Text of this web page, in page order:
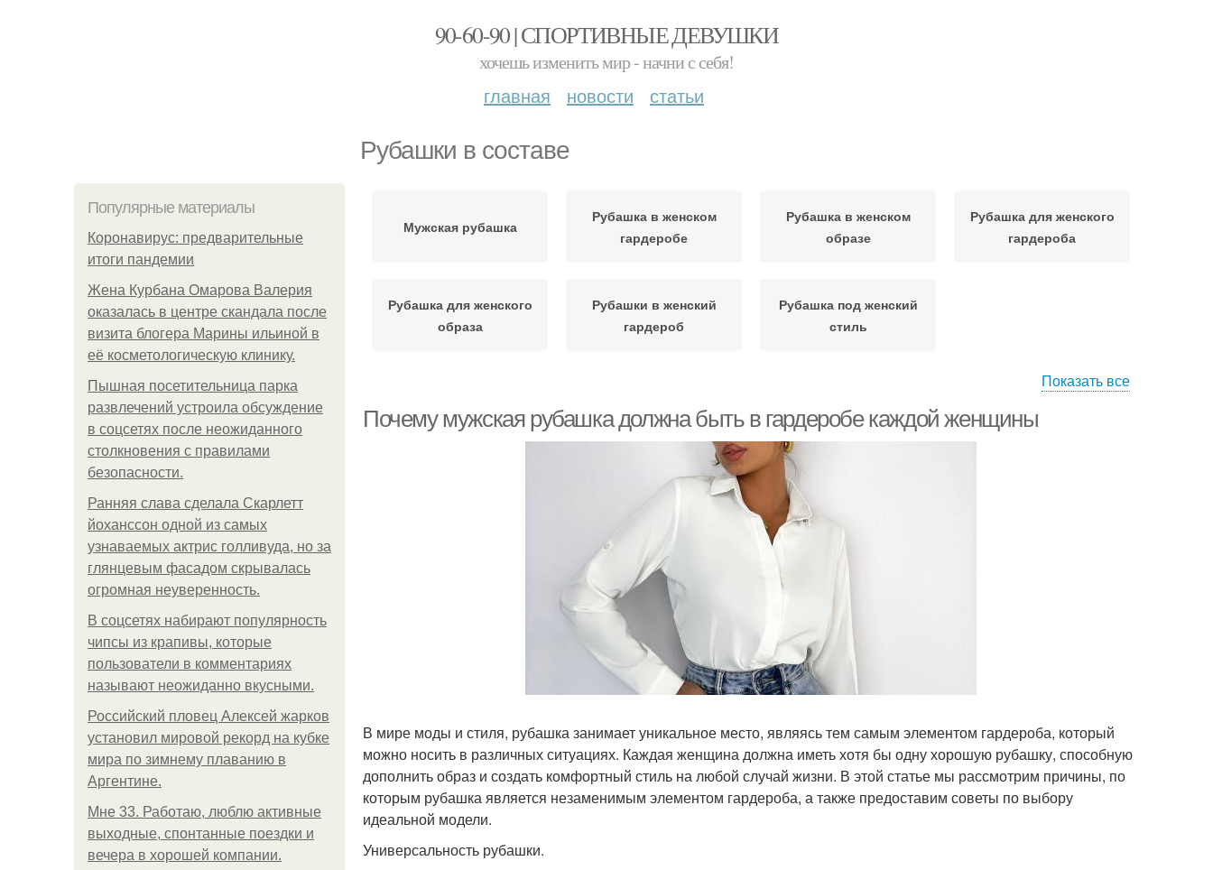
90-60-90 | СПОРТИВНЫЕ ДЕВУШКИ
хочешь изменить мир - начни с себя!
главная новости статьи
Рубашки в составе
Популярные материалы
Коронавирус: предварительные
итоги пандемии
Жена Курбана Омарова Валерия
оказалась в центре скандала после
визита блогера Марины ильиной в
её косметологическую клинику.
Пышная посетительница парка
развлечений устроила обсуждение
в соцсетях после неожиданного
столкновения с правилами
безопасности.
Ранняя слава сделала Скарлетт
йоханссон одной из самых
узнаваемых актрис голливуда, но за
глянцевым фасадом скрывалась
огромная неуверенность.
В соцсетях набирают популярность
чипсы из крапивы, которые
пользователи в комментариях
называют неожиданно вкусными.
Российский пловец Алексей жарков
установил мировой рекорд на кубке
мира по зимнему плаванию в
Аргентине.
Мне 33. Работаю, люблю активные
выходные, спонтанные поездки и
вечера в хорошей компании.
Мужская рубашка
Рубашка в женском
гардеробе
Рубашка в женском
образе
Рубашка для женского
гардероба
Рубашка для женского
образа
Рубашки в женский
гардероб
Рубашка под женский
стиль
Показать все
Почему мужская рубашка должна быть в гардеробе каждой женщины
В мире моды и стиля, рубашка занимает уникальное место, являясь тем самым элементом гардероба, который
можно носить в различных ситуациях. Каждая женщина должна иметь хотя бы одну хорошую рубашку, способную
дополнить образ и создать комфортный стиль на любой случай жизни. В этой статье мы рассмотрим причины, по
которым рубашка является незаменимым элементом гардероба, а также предоставим советы по выбору
идеальной модели.
Универсальность рубашки.